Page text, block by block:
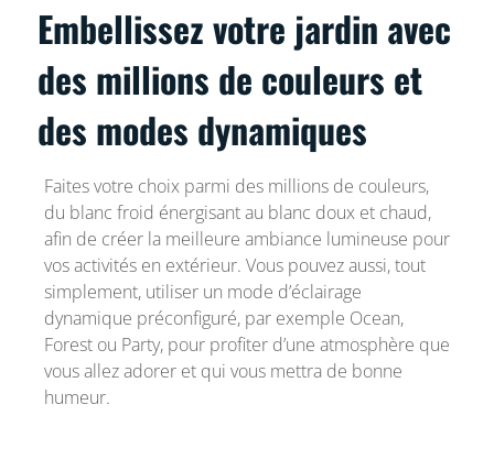
Embellissez votre jardin avec
des millions de couleurs et
des modes dynamiques
Faites votre choix parmi des millions de couleurs,
du blanc froid énergisant au blanc doux et chaud,
afin de créer la meilleure ambiance lumineuse pour
vos activités en extérieur. Vous pouvez aussi, tout
simplement, utiliser un mode d’éclairage
dynamique préconfiguré, par exemple Ocean,
Forest ou Party, pour profiter d’une atmosphère que
vous allez adorer et qui vous mettra de bonne
humeur.